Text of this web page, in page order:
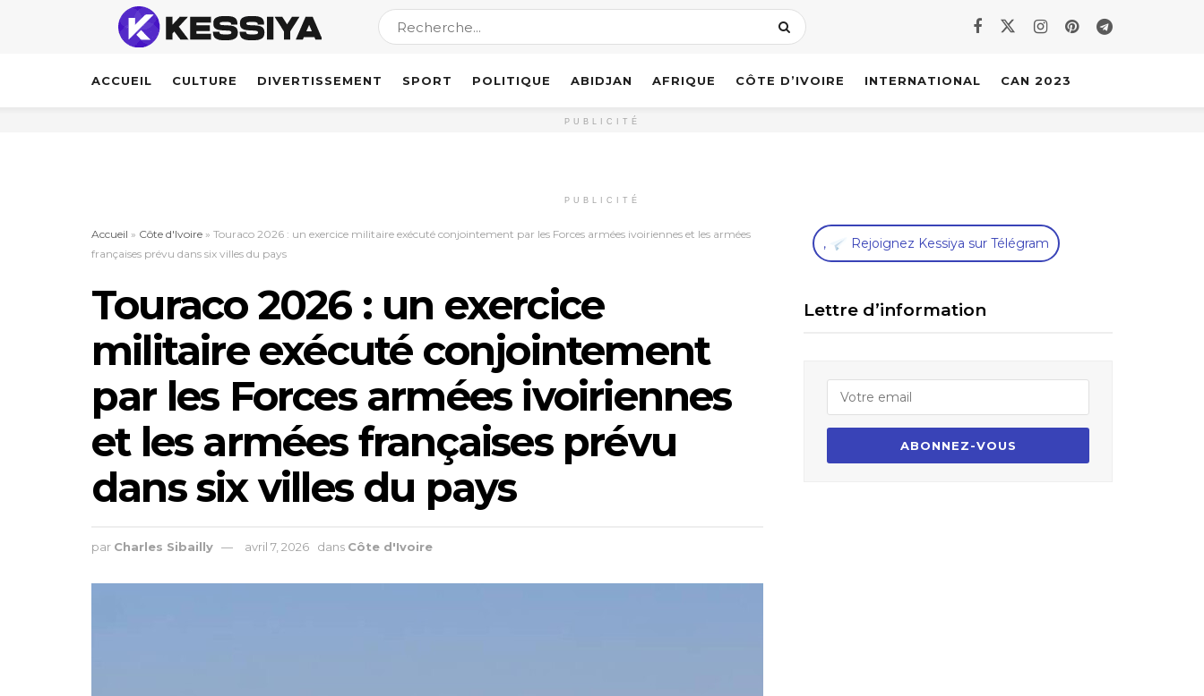
ACCUEIL CULTURE DIVERTISSEMENT SPORT POLITIQUE ABIDJAN AFRIQUE CÔTE D’IVOIRE INTERNATIONAL CAN 2023
PUBLICITÉ
PUBLICITÉ
Accueil » Côte d'Ivoire » Touraco 2026 : un exercice militaire exécuté conjointement par les Forces armées ivoiriennes et les armées
françaises prévu dans six villes du pays
Touraco 2026 : un exercice
militaire exécuté conjointement
par les Forces armées ivoiriennes
et les armées françaises prévu
dans six villes du pays
par Charles Sibailly avril 7, 2026 dans Côte d'Ivoire
, Rejoignez Kessiya sur Télégram
Lettre d’information